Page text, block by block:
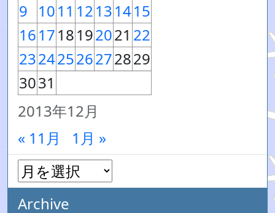
2013年12月
9
1011 12131415
161718192021 22
23242526272829
3031
« 11月 1月 »
Archive